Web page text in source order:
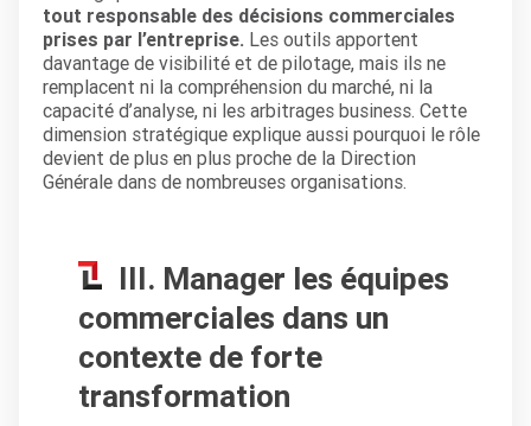
tout responsable des décisions commerciales
prises par l’entreprise. Les outils apportent
davantage de visibilité et de pilotage, mais ils ne
remplacent ni la compréhension du marché, ni la
capacité d’analyse, ni les arbitrages business. Cette
dimension stratégique explique aussi pourquoi le rôle
devient de plus en plus proche de la Direction
Générale dans de nombreuses organisations.
III. Manager les équipes
commerciales dans un
contexte de forte
transformation